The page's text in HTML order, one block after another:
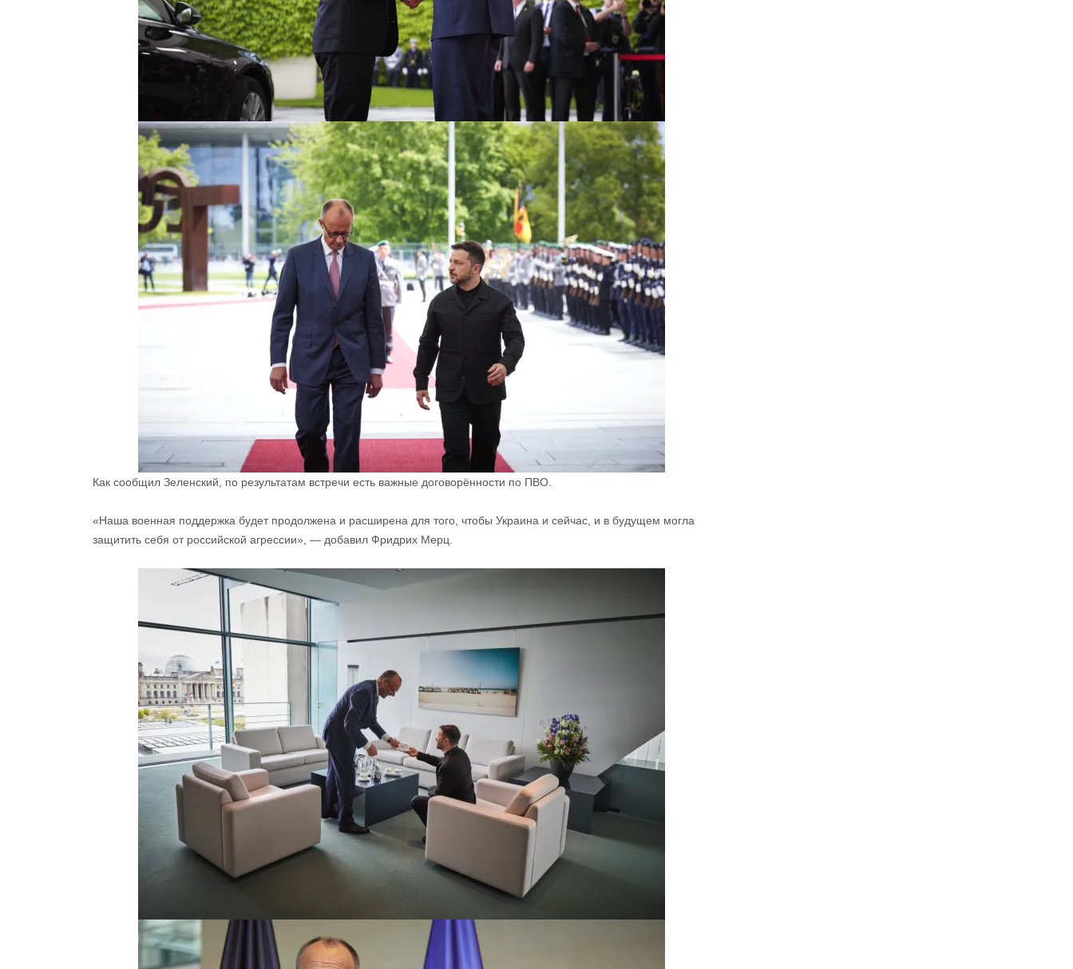
Как сообщил Зеленский, по результатам встречи есть важные договорённости по ПВО.
«Наша военная поддержка будет продолжена и расширена для того, чтобы Украина и сейчас, и в будущем могла
защитить себя от российской агрессии», — добавил Фридрих Мерц.